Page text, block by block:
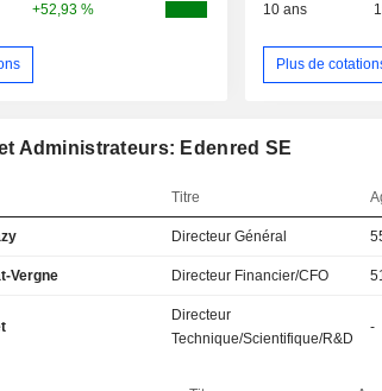
+52,93 % 10 ans
Plus de
Administrateurs: Edenred SE
Titre
Directeur Général
Vergne Directeur Financier/CFO 51
Directeur
Technique/Scientifique/R&D
-